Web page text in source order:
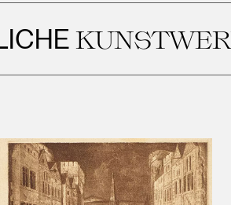
KUNSTWERKE